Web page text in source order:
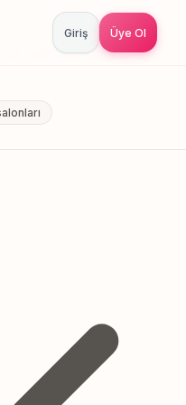
Giriş Üye Ol
Sakal Sekillendirme
Sekillendirme